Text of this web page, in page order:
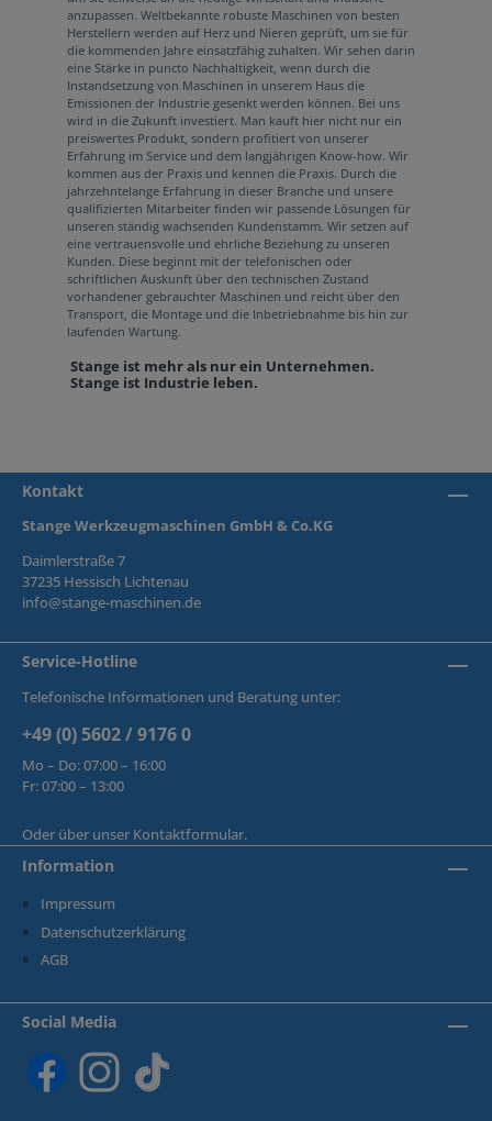
anzupassen. Weltbekannte robuste Maschinen von besten
Herstellern werden auf Herz und Nieren geprüft, um sie für
die kommenden Jahre einsatzfähig zuhalten. Wir sehen darin
eine Stärke in puncto Nachhaltigkeit, wenn durch die
Instandsetzung von Maschinen in unserem Haus die
Emissionen der Industrie gesenkt werden können. Bei uns
wird in die Zukunft investiert. Man kauft hier nicht nur ein
preiswertes Produkt, sondern profitiert von unserer
Erfahrung im Service und dem langjährigen Know-how. Wir
kommen aus der Praxis und kennen die Praxis. Durch die
jahrzehntelange Erfahrung in dieser Branche und unsere
qualifizierten Mitarbeiter finden wir passende Lösungen für
unseren ständig wachsenden Kundenstamm. Wir setzen auf
eine vertrauensvolle und ehrliche Beziehung zu unseren
Kunden. Diese beginnt mit der telefonischen oder
schriftlichen Auskunft über den technischen Zustand
vorhandener gebrauchter Maschinen und reicht über den
Transport, die Montage und die Inbetriebnahme bis hin zur
laufenden Wartung.
Stange ist mehr als nur ein Unternehmen.
Stange ist Industrie leben.
Kontakt
Stange Werkzeugmaschinen GmbH & Co.KG
Daimlerstraße 7
37235 Hessisch Lichtenau
info@stange-maschinen.de
Service-Hotline
Telefonische Informationen und Beratung unter:
+49 (0) 5602 / 9176 0
Mo – Do: 07:00 – 16:00
Fr: 07:00 – 13:00
Oder über unser Kontaktformular.
Information
Impressum
Datenschutzerklärung
AGB
Social Media